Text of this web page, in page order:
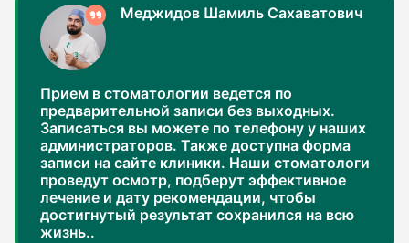
Меджидов Шамиль Сахаватович
Прием в стоматологии ведется по
предварительной записи без выходных.
Записаться вы можете по телефону у наших
администраторов. Также доступна форма
записи на сайте клиники. Наши стоматологи
проведут осмотр, подберут эффективное
лечение и дату рекомендации, чтобы
достигнутый результат сохранился на всю
жизнь..